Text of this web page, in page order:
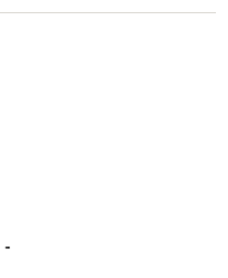
-